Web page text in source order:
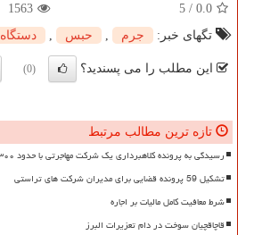
0.0
/
5
1563
تگهای خبر:
جرم حبس دستگاه
این مطلب را می پسندید؟ (0)
تازه ترین مطالب مرتبط
رسیدگی به پرونده کلاهبرداری یک شرکت مهاجرتی با حدود ۳۰۰ شاکی در دادسرای تهران
تشکیل 59 پرونده قضایی برای مدیران شرکت های تراستی
شرط معافیت کامل مالیات بر اجاره
قاچاقچیان سوخت در دام تعزیرات البرز